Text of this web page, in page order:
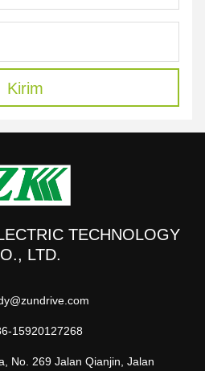
Kirim
TECHNOLOGY
LTD.
15920127268
No. 269 Jalan Qianjin, Jalan